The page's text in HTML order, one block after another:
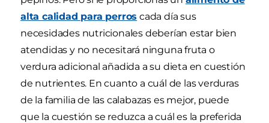
alta calidad para perros cada día sus
necesidades nutricionales deberían estar bien
atendidas y no necesitará ninguna fruta o
verdura adicional añadida a su dieta en cuestión
de nutrientes. En cuanto a cuál de las verduras
de la familia de las calabazas es mejor, puede
que la cuestión se reduzca a cuál es la preferida